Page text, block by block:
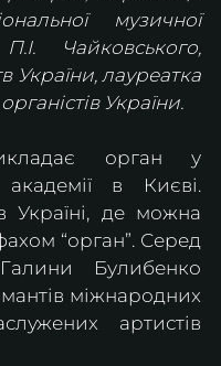
музичної
Чайковського,
України, лауреатка
України.
орган у
академії в Києві.
Україні, де можна
“орган”. Серед
Булибенко
міжнародних
артистів